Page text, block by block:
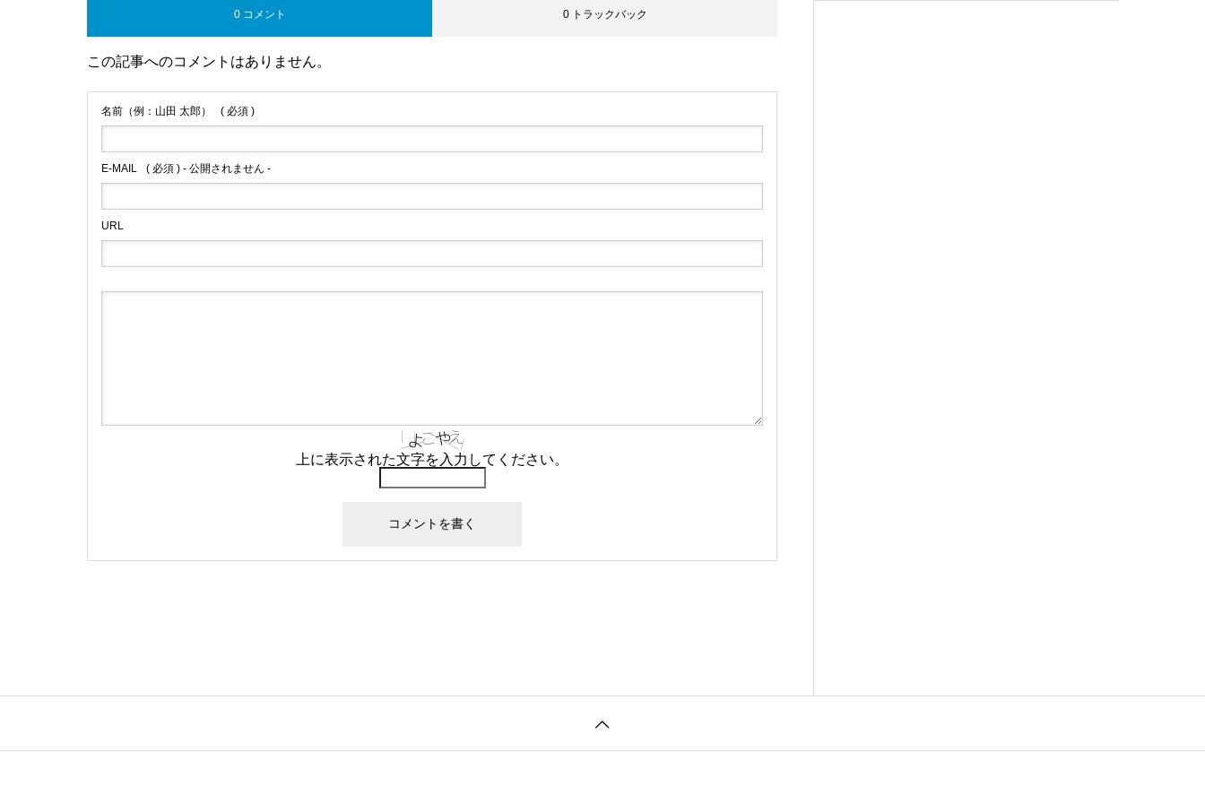
0 コメント 0 トラックバック
この記事へのコメントはありません。
名前（例：山田 太郎） ( 必須 )
E-MAIL ( 必須 ) - 公開されません -
URL
上に表示された文字を入力してください。